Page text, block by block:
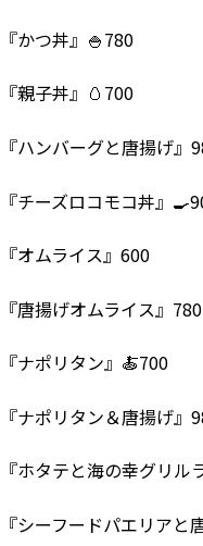
『かつ丼』🍚780
『親子丼』🥚700
『ハンバーグと唐揚げ』
『チーズロコモコ丼』
『オムライス』600
『唐揚げオムライス』780
『ナポリタン』🍝700
『ナポリタン＆唐揚げ』
『ホタテと海の幸グリル
『シーフードパエリアと